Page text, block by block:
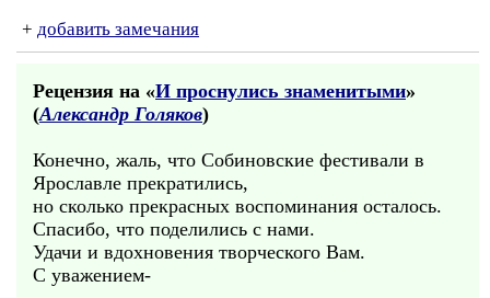
+ добавить замечания
Рецензия на «И проснулись знаменитыми»
(Александр Голяков)
Конечно, жаль, что Собиновские фестивали в
Ярославле прекратились,
но сколько прекрасных воспоминания осталось.
Спасибо, что поделились с нами.
Удачи и вдохновения творческого Вам.
С уважением-